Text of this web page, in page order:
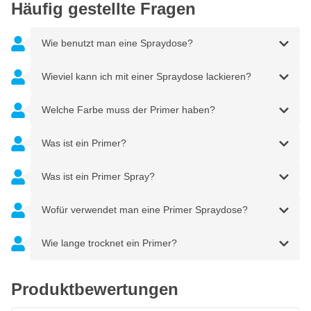
Häufig gestellte Fragen
Wie benutzt man eine Spraydose?
Wieviel kann ich mit einer Spraydose lackieren?
Welche Farbe muss der Primer haben?
Was ist ein Primer?
Was ist ein Primer Spray?
Wofür verwendet man eine Primer Spraydose?
Wie lange trocknet ein Primer?
Produktbewertungen